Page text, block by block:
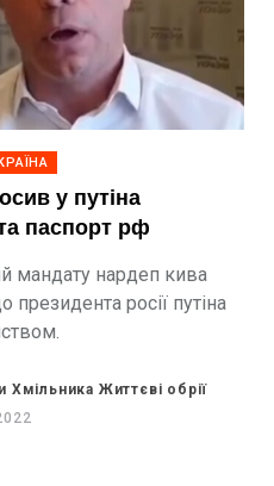
у путіна
паспорт рф
мандату нардеп кива
президента росії путіна
Хмільника Життєві обрії